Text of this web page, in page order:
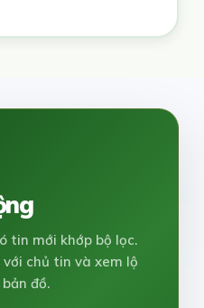
tin mới khớp bộ lọc.
chủ tin và xem lộ
đồ.